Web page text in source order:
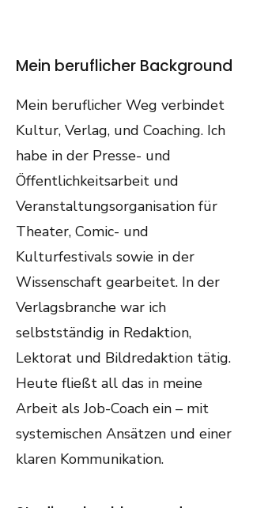
Mein beruflicher Background
Mein beruflicher Weg verbindet
Kultur, Verlag, und Coaching. Ich
habe in der Presse- und
Öffentlichkeitsarbeit und
Veranstaltungsorganisation für
Theater, Comic- und
Kulturfestivals sowie in der
Wissenschaft gearbeitet. In der
Verlagsbranche war ich
selbstständig in Redaktion,
Lektorat und Bildredaktion tätig.
Heute fließt all das in meine
Arbeit als Job-Coach ein – mit
systemischen Ansätzen und einer
klaren Kommunikation.